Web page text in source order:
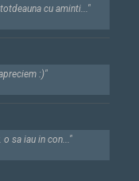
cu aminti..."
:)"
sa iau in con..."